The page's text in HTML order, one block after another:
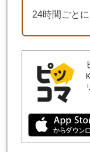
24時間ごと